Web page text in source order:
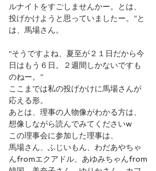
ルナイトをすごしませんかー。とは、
投げかけようと思っていましたー。”と
は、馬場さん。
“そうですよね、夏至が２１日だから今
日はもう６日。２週間しかないですも
のねー。”
ここまでは私の投げかけに馬場さんが
応える形。
あとは、理事の人物像がわかる方は、
想像しながら読んでみてくださいw
この理事会に参加した理事は、
馬場さん、ふじいもん、わだあやちゃ
んfromエクアドル、あゆみちゃんfrom